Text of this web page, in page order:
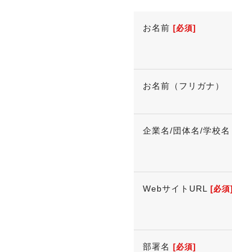
お名前 [必須]
お名前（フリガナ）
企業名/団体名/学校名
WebサイトURL [必須]
部署名 [必須]